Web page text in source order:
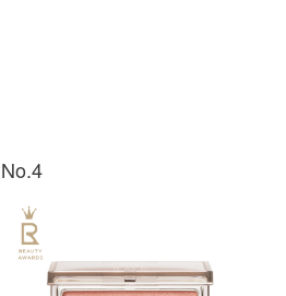
No.4